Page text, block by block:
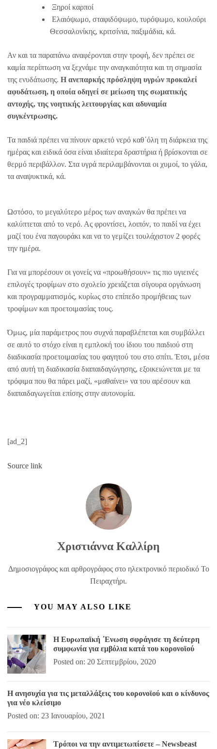
Ξηροί καρποί
Ελαιόψωμο, σταφιδόψωμο, τυρόψωμο, κουλούρι
Θεσσαλονίκης, κριτσίνια, παξιμάδια, κά.
Αν και τα παραπάνω αναφέρονται στην τροφή, δεν πρέπει σε
καμία περίπτωση να ξεχνάμε την αναγκαιότητα και τη σημασία
της ενυδάτωσης. Η ανεπαρκής πρόσληψη υγρών προκαλεί
αφυδάτωση, η οποία οδηγεί σε μείωση της σωματικής
αντοχής, της νοητικής λειτουργίας και αδυναμία
συγκέντρωσης.
Τα παιδιά πρέπει να πίνουν αρκετό νερό καθ΄όλη τη διάρκεια της
ημέρας και ειδικά όσα είναι ιδιαίτερα δραστήρια ή βρίσκονται σε
θερμό περιβάλλον. Στα υγρά περιλαμβάνονται οι χυμοί, το γάλα,
τα αναψυκτικά, κά.
Ωστόσο, το μεγαλύτερο μέρος των αναγκών θα πρέπει να
καλύπτεται από το νερό. Ας φροντίσει, λοιπόν, το παιδί να έχει
μαζί του ένα παγουράκι και να το γεμίζει τουλάχιστον 2 φορές
την ημέρα.
Για να μπορέσουν οι γονείς να «προωθήσουν» τις πιο υγιεινές
επιλογές τροφίμων στο σχολείο χρειάζεται σίγουρα οργάνωση
και προγραμματισμός, κυρίως στο επίπεδο προμήθειας των
τροφίμων και προετοιμασίας τους.
Όμως, μία παράμετρος που συχνά παραβλέπεται και συμβάλλει
σε αυτό το στόχο είναι η εμπλοκή του ίδιου του παιδιού στη
διαδικασία προετοιμασίας του φαγητού του στο σπίτι. Έτσι, μέσα
από αυτή τη διαδικασία διαπαιδαγώγησης, εξοικειώνεται με τα
τρόφιμα που θα πάρει μαζί, «μαθαίνει» να του αρέσουν και
διαπαιδαγωγείται επίσης στην αυτονομία.
[ad_2]
Source link
Χριστιάννα Καλλίρη
Δημοσιογράφος και αρθρογράφος στο ηλεκτρονικό περιοδικό Το
Πειραχτήρι.
YOU MAY ALSO LIKE
Η Ευρωπαϊκή ΄Ενωση σφράγισε τη δεύτερη
συμφωνία για εμβόλια κατά του κορονοϊού
Posted on: 20 Σεπτεμβρίου, 2020
Η ανησυχία για τις μεταλλάξεις του κορονοϊού και ο κίνδυνος
για νέο κλείσιμο
Posted on: 23 Ιανουαρίου, 2021
Τρόποι να την αντιμετωπίσετε – Newsbeast